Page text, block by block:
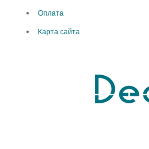
Оплата
Карта сайта